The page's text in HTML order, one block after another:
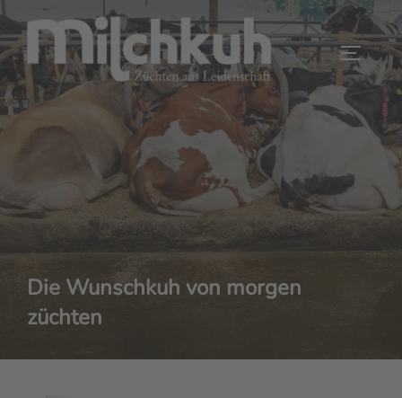
Zum
Inhalt
springen
Die Wunschkuh von morgen
züchten